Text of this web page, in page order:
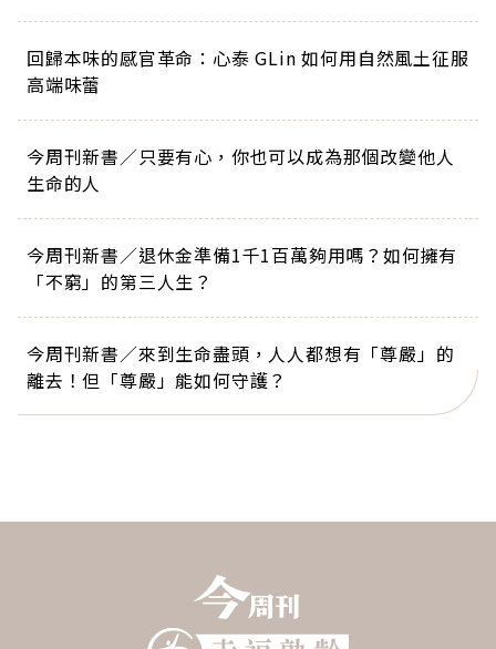
回歸本味的感官革命：心泰 GLin 如何用自然風土征服
高端味蕾
今周刊新書／只要有心，你也可以成為那個改變他人
生命的人
今周刊新書／退休金準備1千1百萬夠用嗎？如何擁有
「不窮」的第三人生？
今周刊新書／來到生命盡頭，人人都想有「尊嚴」的
離去！但「尊嚴」能如何守護？